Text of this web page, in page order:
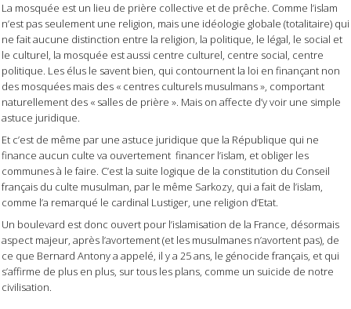
La mosquée est un lieu de prière collective et de prêche. Comme l’islam
n’est pas seulement une religion, mais une idéologie globale (totalitaire) qui
ne fait aucune distinction entre la religion, la politique, le légal, le social et
le culturel, la mosquée est aussi centre culturel, centre social, centre
politique. Les élus le savent bien, qui contournent la loi en finançant non
des mosquées mais des « centres culturels musulmans », comportant
naturellement des « salles de prière ». Mais on affecte d’y voir une simple
astuce juridique.
Et c’est de même par une astuce juridique que la République qui ne
finance aucun culte va ouvertement financer l’islam, et obliger les
communes à le faire. C’est la suite logique de la constitution du Conseil
français du culte musulman, par le même Sarkozy, qui a fait de l’islam,
comme l’a remarqué le cardinal Lustiger, une religion d’Etat.
Un boulevard est donc ouvert pour l’islamisation de la France, désormais
aspect majeur, après l’avortement (et les musulmanes n’avortent pas), de
ce que Bernard Antony a appelé, il y a 25 ans, le génocide français, et qui
s’affirme de plus en plus, sur tous les plans, comme un suicide de notre
civilisation.